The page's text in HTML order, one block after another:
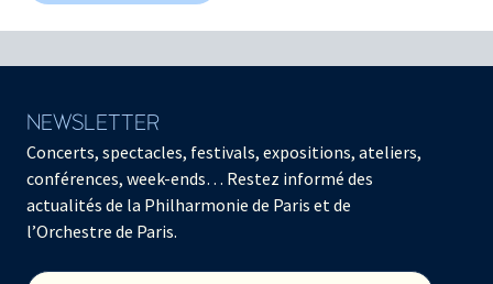
NEWSLETTER
Concerts, spectacles, festivals, expositions, ateliers,
conférences, week-ends… Restez informé des
actualités de la Philharmonie de Paris et de
l’Orchestre de Paris.